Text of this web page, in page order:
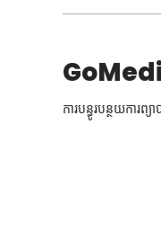
ការបន្ធូរបន្ថយការ